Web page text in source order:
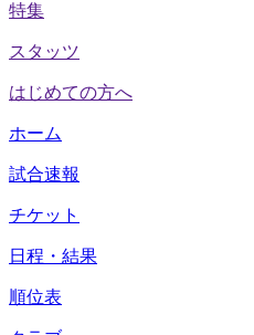
特集
スタッツ
はじめての方へ
ホーム
試合速報
チケット
日程・結果
順位表